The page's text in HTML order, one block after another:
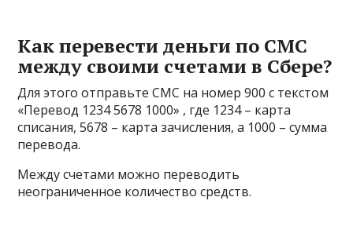
Как перевести деньги по СМС
между своими счетами в Сбере?
Для этого отправьте СМС на номер 900 с текстом
«Перевод 1234 5678 1000» , где 1234 – карта
списания, 5678 – карта зачисления, а 1000 – сумма
перевода.
Между счетами можно переводить
неограниченное количество средств.